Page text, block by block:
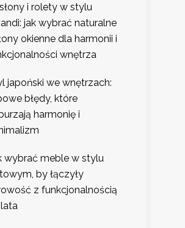
i rolety w stylu
jak wybrać naturalne
okienne dla harmonii i
wnętrza
japoński we wnętrzach:
błędy, które
harmonię i
wybrać meble w stylu
by łączyły
z funkcjonalnością